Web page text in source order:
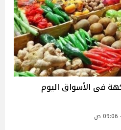
أسعار الخضراوات والفاكهة فى الأسواق‎‎ اليوم